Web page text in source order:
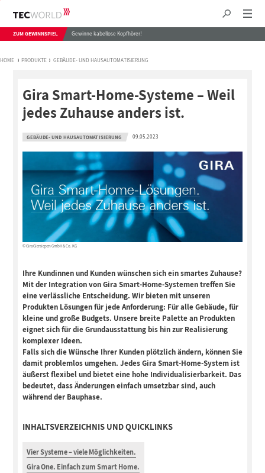
ZUM GEWINNSPIEL Gewinne kabellose Kopfhörer!
HOME PRODUKTE GEBÄUDE- UND HAUSAUTOMATISIERUNG
Gira Smart-Home-Systeme – Weil
jedes Zuhause anders ist.
GEBÄUDE- UND HAUSAUTOMATISIERUNG 09.05.2023
© Gira Giersiepen GmbH & Co. KG
Ihre Kundinnen und Kunden wünschen sich ein smartes Zuhause?
Mit der Integration von Gira Smart-Home-Systemen treffen Sie
eine verlässliche Entscheidung. Wir bieten mit unseren
Produkten Lösungen für jede Anforderung: Für alle Gebäude, für
kleine und große Budgets. Unsere breite Palette an Produkten
eignet sich für die Grundausstattung bis hin zur Realisierung
komplexer Ideen.
Falls sich die Wünsche Ihrer Kunden plötzlich ändern, können Sie
damit problemlos umgehen. Jedes Gira Smart-Home-System ist
äußerst flexibel und bietet eine hohe Individualisierbarkeit. Das
bedeutet, dass Änderungen einfach umsetzbar sind, auch
während der Bauphase.
INHALTSVERZEICHNIS UND QUICKLINKS
Vier Systeme – viele Möglichkeiten.
Gira One. Einfach zum Smart Home.